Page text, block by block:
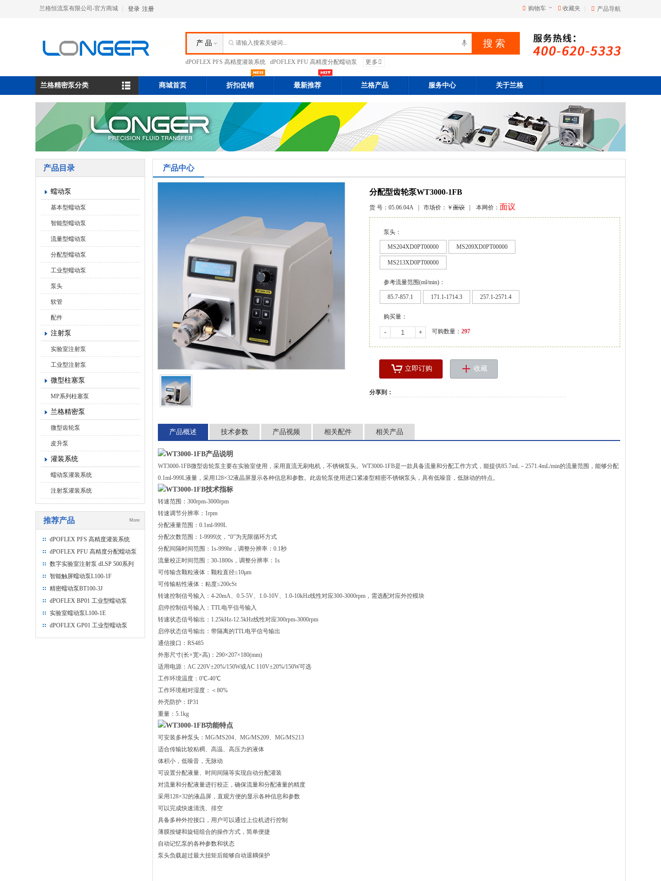
兰格恒流泵有限公司-官方商城 登录 注册 购物车 收藏夹 产品导航
产 品
dPOFLEX PFS 高精度灌装系统 dPOFLEX PFU 高精度分配蠕动泵 更多
兰格精密泵分类 商城首页 折扣促销 最新推荐 兰格产品 服务中心 关于兰格
产品目录
蠕动泵
基本型蠕动泵
智能型蠕动泵
流量型蠕动泵
分配型蠕动泵
工业型蠕动泵
泵头
软管
配件
注射泵
实验室注射泵
工业型注射泵
微型柱塞泵
MP系列柱塞泵
兰格精密泵
微型齿轮泵
皮升泵
灌装系统
蠕动泵灌装系统
注射泵灌装系统
推荐产品 More
dPOFLEX PFS 高精度灌装系统
dPOFLEX PFU 高精度分配蠕动泵
数字实验室注射泵 dLSP 500系列
智能触屏蠕动泵L100-1F
精密蠕动泵BT100-3J
dPOFLEX BP01 工业型蠕动泵
实验室蠕动泵L100-1E
dPOFLEX GP01 工业型蠕动泵
产品中心
分配型齿轮泵WT3000-1FB
货 号： 05.06.04A | 市场价：￥ 面议 | 本网价： 面议
泵头：
MS204XD0PT00000 MS209XD0PT00000
MS213XD0PT00000
参考流量范围(ml/min)：
85.7-857.1 171.1-1714.3 257.1-2571.4
购买量：
- + 可购数量： 297
立即订购 收藏
分享到：
产品概述 技术参数 产品视频 相关配件 相关产品
WT3000-1FB产品说明
WT3000-1FB微型齿轮泵主要在实验室使用，采用直流无刷电机，不锈钢泵头。WT3000-1FB是一款具备流量和分配工作方式，能提供85.7mL－2571.4mL/min的流量范围，能够分配
0.1ml-999L液量，采用128×32液晶屏显示各种信息和参数。此齿轮泵使用进口紧凑型精密不锈钢泵头，具有低噪音，低脉动的特点。
WT3000-1FB技术指标
转速范围：300rpm-3000rpm
转速调节分辨率：1rpm
分配液量范围：0.1ml-999L
分配次数范围：1-9999次，“0”为无限循环方式
分配间隔时间范围：1s-999hr，调整分辨率：0.1秒
流量校正时间范围：30-1800s，调整分辨率：1s
可传输含颗粒液体：颗粒直径≤10μm
可传输粘性液体：粘度≤200cSt
转速控制信号输入：4-20mA、0.5-5V、1.0-10V、1.0-10kHz线性对应300-3000rpm，需选配对应外控模块
启停控制信号输入：TTL电平信号输入
转速状态信号输出：1.25kHz-12.5kHz线性对应300rpm-3000rpm
启停状态信号输出：带隔离的TTL电平信号输出
通信接口：RS485
外形尺寸(长×宽×高)：290×207×180(mm)
适用电源：AC 220V±20%/150W或AC 110V±20%/150W可选
工作环境温度：0℃-40℃
工作环境相对湿度：＜80%
外壳防护：IP31
重量：5.1kg
WT3000-1FB功能特点
可安装多种泵头：MG/MS204、MG/MS209、MG/MS213
适合传输比较粘稠、高温、高压力的液体
体积小，低噪音，无脉动
可设置分配液量、时间间隔等实现自动分配灌装
对流量和分配液量进行校正，确保流量和分配液量的精度
采用128×32的液晶屏，直观方便的显示各种信息和参数
可以完成快速清洗、排空
具备多种外控接口，用户可以通过上位机进行控制
薄膜按键和旋钮组合的操作方式，简单便捷
自动记忆泵的各种参数和状态
泵头负载超过最大扭矩后能够自动退耦保护